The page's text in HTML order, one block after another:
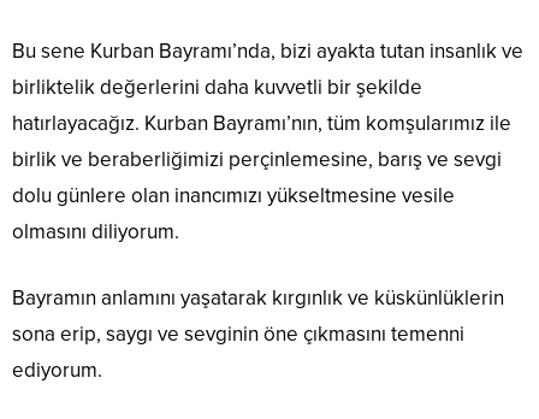
Bu sene Kurban Bayramı’nda, bizi ayakta tutan insanlık ve
birliktelik değerlerini daha kuvvetli bir şekilde
hatırlayacağız. Kurban Bayramı’nın, tüm komşularımız ile
birlik ve beraberliğimizi perçinlemesine, barış ve sevgi
dolu günlere olan inancımızı yükseltmesine vesile
olmasını diliyorum.
Bayramın anlamını yaşatarak kırgınlık ve küskünlüklerin
sona erip, saygı ve sevginin öne çıkmasını temenni
ediyorum.